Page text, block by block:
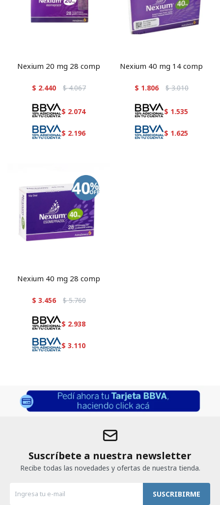
Nexium 20 mg 28 comp
$ 2.440 $ 4.067
$ 2.074
$ 2.196
Nexium 40 mg 14 comp
$ 1.806 $ 3.010
$ 1.535
$ 1.625
Nexium 40 mg 28 comp
$ 3.456 $ 5.760
$ 2.938
$ 3.110
Suscríbete a nuestra newsletter
Recibe todas las novedades y ofertas de nuestra tienda.
SUSCRIBIRME